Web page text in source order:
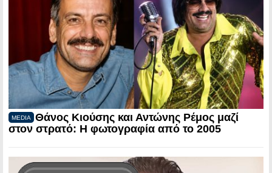
MEDIA
Θάνος Κιούσης και Αντώνης Ρέμος μαζί
στον στρατό: Η φωτογραφία από το 2005